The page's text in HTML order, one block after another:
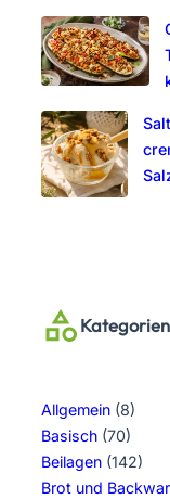
Kategorien
Allgemein (8)
Basisch (70)
Beilagen (142)
Brot und